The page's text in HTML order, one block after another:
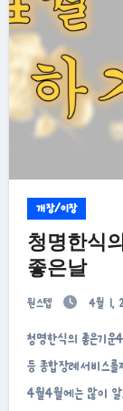
개장/이장
청명한식
좋은날
원스텝 4월 1,
청명한식의 좋은기운4월 개장이장하기 좋은날안녕하십니까장례와 장지 장묘
등 종합장례서비스
4월4월에는 많이